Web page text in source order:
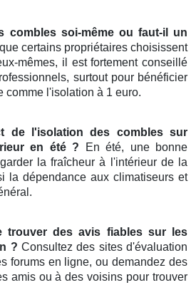
combles soi-même ou faut-il un
certains propriétaires choisissent
mêmes, il est fortement conseillé
surtout pour bénéficier
comme l'isolation à 1 euro.
de l'isolation des combles sur
en été ? En été, une bonne
la fraîcheur à l'intérieur de la
la dépendance aux climatiseurs et
trouver des avis fiables sur les
? Consultez des sites d'évaluation
forums en ligne, ou demandez des
amis ou à des voisins pour trouver